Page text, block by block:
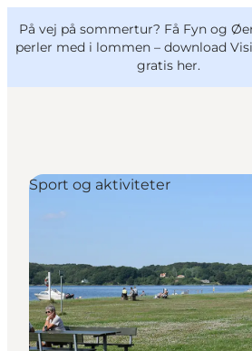
På vej på sommertur? Få Fyn og
perler med i lommen – download
gratis her.
Oplevelser
Overnatning
Book lokale oplevelser
VisitFyn
Deutsch
Sport og aktiviteter